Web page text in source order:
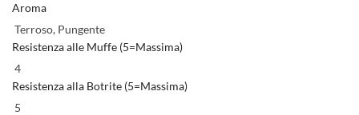
Aroma
Terroso, Pungente
Resistenza alle Muffe (5=Massima)
4
Resistenza alla Botrite (5=Massima)
5